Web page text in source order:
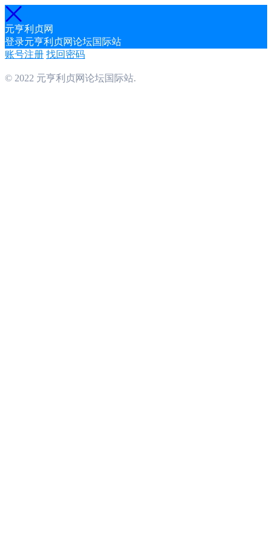
元亨利贞网
登录元亨利贞网论坛国际站
账号注册 找回密码
© 2022 元亨利贞网论坛国际站.